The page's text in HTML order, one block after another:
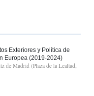
Exteriores y Política de
Europea (2019-2024)
de Madrid (Plaza de la Lealtad,